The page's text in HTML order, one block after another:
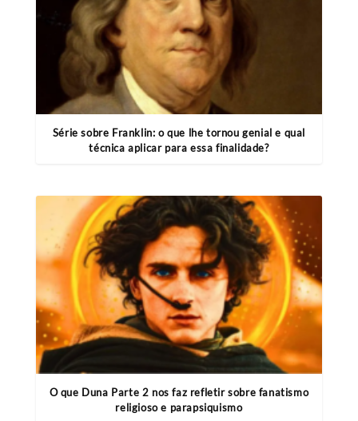
Série sobre Franklin: o que lhe tornou genial e qual
técnica aplicar para essa finalidade?
O que Duna Parte 2 nos faz refletir sobre fanatismo
religioso e parapsiquismo